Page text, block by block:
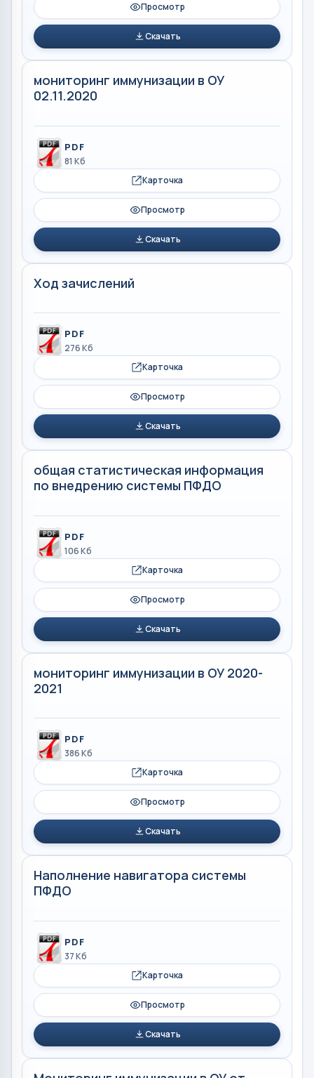
Просмотр
Скачать
мониторинг иммунизации в ОУ
02.11.2020
PDF
81 Кб
Карточка
Просмотр
Скачать
Ход зачислений
PDF
276 Кб
Карточка
Просмотр
Скачать
общая статистическая информация
по внедрению системы ПФДО
PDF
106 Кб
Карточка
Просмотр
Скачать
мониторинг иммунизации в ОУ 2020-
2021
PDF
386 Кб
Карточка
Просмотр
Скачать
Наполнение навигатора системы
ПФДО
PDF
37 Кб
Карточка
Просмотр
Скачать